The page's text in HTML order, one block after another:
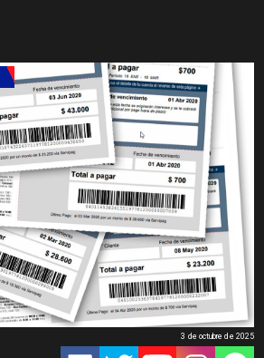
3 de octubre de 2025